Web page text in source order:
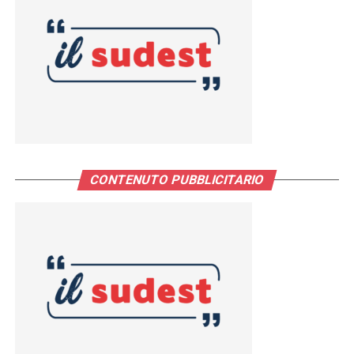
CONTENUTO PUBBLICITARIO